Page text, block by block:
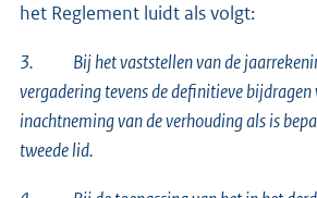
het Reglement luidt als volgt:
3. Bij het vaststellen van de
vergadering tevens de definitieve bijdragen
inachtneming van de verhouding als is
tweede lid.